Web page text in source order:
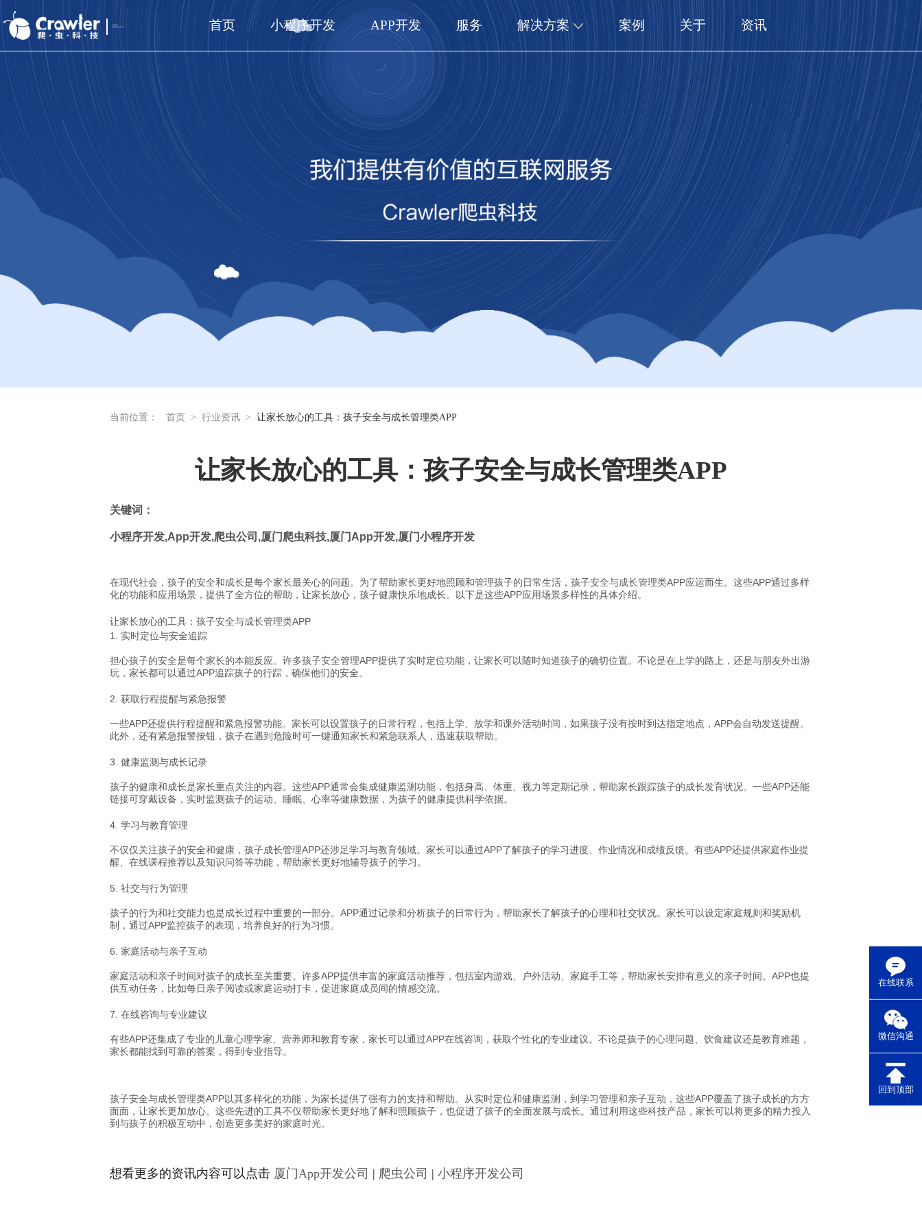
首页 小程序开发 APP开发 服务 解决方案 案例 关于 资讯
在线联系
微信沟通
回到顶部
当前位置： 首页 > 行业资讯 > 让家长放心的工具：孩子安全与成长管理类APP
让家长放心的工具：孩子安全与成长管理类APP
关键词：
小程序开发,App开发,爬虫公司 ,厦门爬虫科技,厦门 App开发,厦门小程序开发
在现代社会，孩子的安全和成长是每个家长最关心的问题。为了帮助家长更好地照顾和管理孩子的日常生活，孩子安全与成长管理类APP应运而生。这些APP通过多样
化的功能和应用场景，提供了全方位的帮助，让家长放心，孩子健康快乐地成长。以下是这些APP应用场景多样性的具体介绍。
让家长放心的工具：孩子安全与成长管理类APP
1. 实时定位与安全追踪
担心孩子的安全是每个家长的本能反应。许多孩子安全管理APP提供了实时定位功能，让家长可以随时知道孩子的确切位置。不论是在上学的路上，还是与朋友外出游
玩，家长都可以通过APP追踪孩子的行踪，确保他们的安全。
2. 获取行程提醒与紧急报警
一些APP还提供行程提醒和紧急报警功能。家长可以设置孩子的日常行程，包括上学、放学和课外活动时间，如果孩子没有按时到达指定地点，APP会自动发送提醒。
此外，还有紧急报警按钮，孩子在遇到危险时可一键通知家长和紧急联系人，迅速获取帮助。
3. 健康监测与成长记录
孩子的健康和成长是家长重点关注的内容。这些APP通常会集成健康监测功能，包括身高、体重、视力等定期记录，帮助家长跟踪孩子的成长发育状况。一些APP还能
链接可穿戴设备，实时监测孩子的运动、睡眠、心率等健康数据，为孩子的健康提供科学依据。
4. 学习与教育管理
不仅仅关注孩子的安全和健康，孩子成长管理APP还涉足学习与教育领域。家长可以通过APP了解孩子的学习进度、作业情况和成绩反馈。有些APP还提供家庭作业提
醒、在线课程推荐以及知识问答等功能，帮助家长更好地辅导孩子的学习。
5. 社交与行为管理
孩子的行为和社交能力也是成长过程中重要的一部分。APP通过记录和分析孩子的日常行为，帮助家长了解孩子的心理和社交状况。家长可以设定家庭规则和奖励机
制，通过APP监控孩子的表现，培养良好的行为习惯。
6. 家庭活动与亲子互动
家庭活动和亲子时间对孩子的成长至关重要。许多APP提供丰富的家庭活动推荐，包括室内游戏、户外活动、家庭手工等，帮助家长安排有意义的亲子时间。APP也提
供互动任务，比如每日亲子阅读或家庭运动打卡，促进家庭成员间的情感交流。
7. 在线咨询与专业建议
有些APP还集成了专业的儿童心理学家、营养师和教育专家，家长可以通过APP在线咨询，获取个性化的专业建议。不论是孩子的心理问题、饮食建议还是教育难题，
家长都能找到可靠的答案，得到专业指导。
孩子安全与成长管理类APP以其多样化的功能，为家长提供了强有力的支持和帮助。从实时定位和健康监测，到学习管理和亲子互动，这些APP覆盖了孩子成长的方方
面面，让家长更加放心。这些先进的工具不仅帮助家长更好地了解和照顾孩子，也促进了孩子的全面发展与成长。通过利用这些科技产品，家长可以将更多的精力投入
到与孩子的积极互动中，创造更多美好的家庭时光。
想看更多的资讯内容可以点击 厦门App开发公司 | 爬虫公司 | 小程序开发公司